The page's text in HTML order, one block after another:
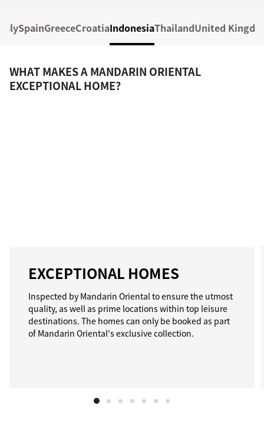
SpainGreeceCroatiaIndonesiaThailandUnited
WHAT MAKES A MANDARIN ORIENTAL
EXCEPTIONAL HOME?
EXCEPTIONAL HOMES
Inspected by Mandarin Oriental to ensure the utmost
quality, as well as prime locations within top leisure
destinations. The homes can only be booked as part
of Mandarin Oriental's exclusive collection.